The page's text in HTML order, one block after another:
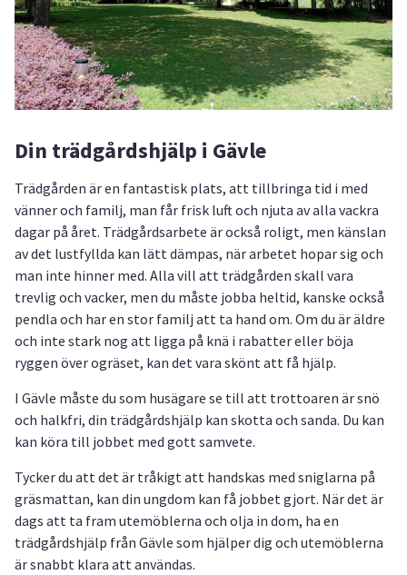
Din trädgårdshjälp i Gävle
Trädgården är en fantastisk plats, att tillbringa tid i med
vänner och familj, man får frisk luft och njuta av alla vackra
dagar på året. Trädgårdsarbete är också roligt, men känslan
av det lustfyllda kan lätt dämpas, när arbetet hopar sig och
man inte hinner med. Alla vill att trädgården skall vara
trevlig och vacker, men du måste jobba heltid, kanske också
pendla och har en stor familj att ta hand om. Om du är äldre
och inte stark nog att ligga på knä i rabatter eller böja
ryggen över ogräset, kan det vara skönt att få hjälp.
I Gävle måste du som husägare se till att trottoaren är snö
och halkfri, din trädgårdshjälp kan skotta och sanda. Du kan
kan köra till jobbet med gott samvete.
Tycker du att det är tråkigt att handskas med sniglarna på
gräsmattan, kan din ungdom kan få jobbet gjort. När det är
dags att ta fram utemöblerna och olja in dom, ha en
trädgårdshjälp från Gävle som hjälper dig och utemöblerna
är snabbt klara att användas.